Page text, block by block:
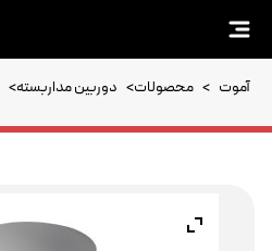
آموت > محصولات> دوربین مداربسته>